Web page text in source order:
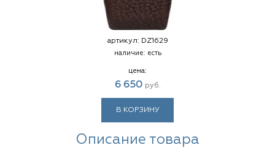
артикул: DZ1629
наличие: есть
цена:
6 650 руб.
В КОРЗИНУ
Описание товара